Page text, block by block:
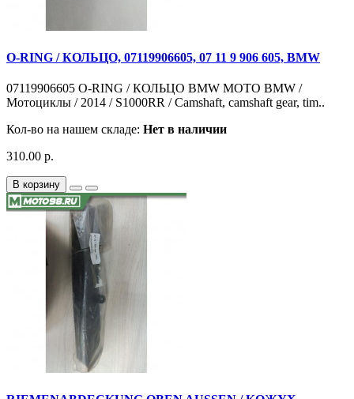
O-RING / КОЛЬЦО, 07119906605, 07 11 9 906 605, BMW
07119906605 O-RING / КОЛЬЦО BMW MOTO BMW /
Мотоциклы / 2014 / S1000RR / Camshaft, camshaft gear, tim..
Кол-во на нашем складе: Нет в наличии
310.00 р.
В корзину